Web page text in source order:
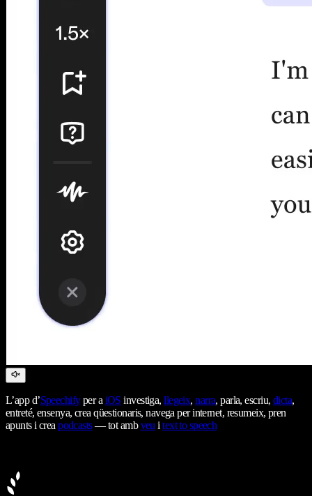
L’app d’Speechifyper aiOS investiga,llegeix,narra, parla, escriu, dicta,
entreté, ensenya, crea qüestionaris, navega per internet, resumeix, pren
apunts i creapodcasts— tot ambveuitext to speech